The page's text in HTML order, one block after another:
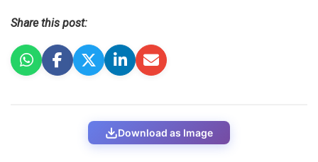
Share this post:
Download as Image